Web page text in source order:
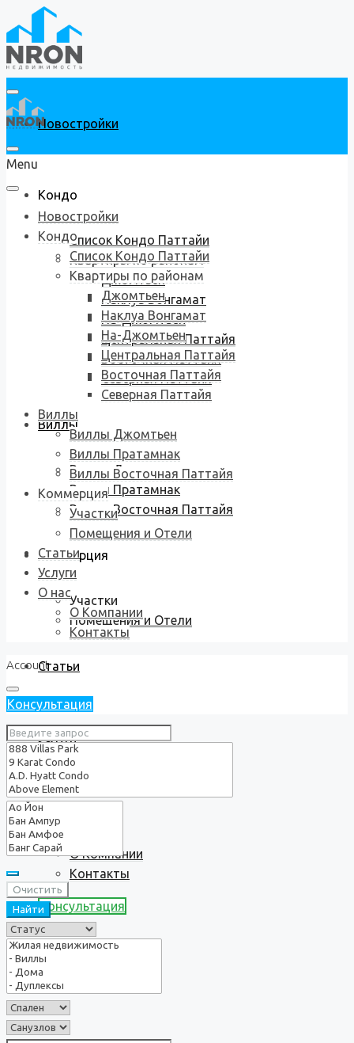
Новостройки
Кондо
Список Кондо Паттайи
Квартиры по районам
Джомтьен
Наклуа Вонгамат
На-Джомтьен
Центральная Паттайя
Восточная Паттайя
Северная Паттайя
Виллы
Виллы Джомтьен
Виллы Пратамнак
Виллы Восточная Паттайя
Коммерция
Участки
Помещения и Отели
Статьи
Услуги
О нас
О Компании
Контакты
Консультация
Menu
Новостройки
Кондо
Список Кондо Паттайи
Квартиры по районам
Джомтьен
Наклуа Вонгамат
На-Джомтьен
Центральная Паттайя
Восточная Паттайя
Северная Паттайя
Виллы
Виллы Джомтьен
Виллы Пратамнак
Виллы Восточная Паттайя
Коммерция
Участки
Помещения и Отели
Статьи
Услуги
О нас
О Компании
Контакты
Account
Консультация
Очистить
Найти